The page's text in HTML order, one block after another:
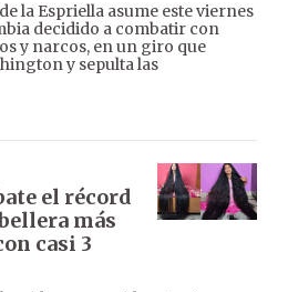
la Espriella asume este viernes
decidido a combatir con
y narcos, en un giro que
y sepulta las
el récord
más
casi 3